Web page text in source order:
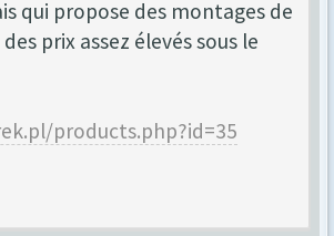
qui propose des montages de
prix assez élevés sous le
products.php?id=35